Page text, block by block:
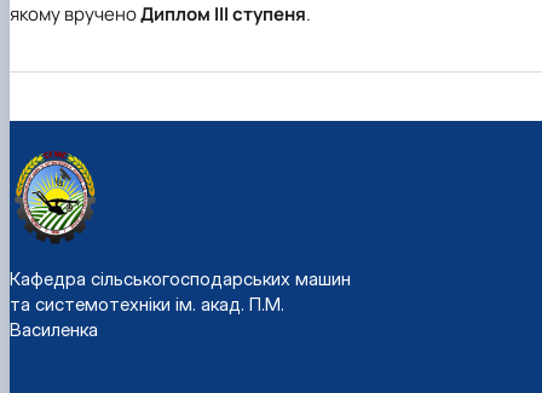
якому врученоДиплом ІІІ ступеня.
Кафедра сільськогосподарських машин
та системотехніки ім. акад. П.М.
Василенка